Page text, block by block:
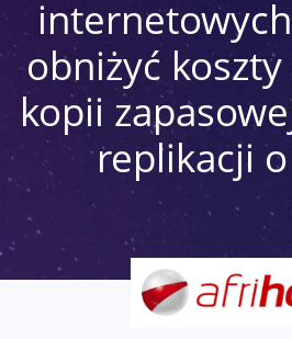
obniżyć
kopii
replikacji